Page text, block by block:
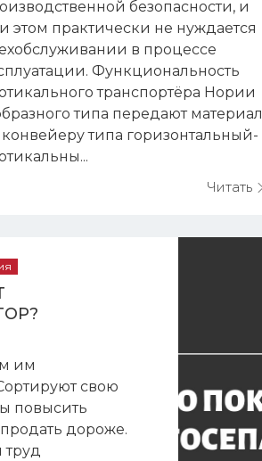
безопасности, и
этом практически не нуждается
в процессе
Функциональность
транспортёра Нории
типа передают материал
типа горизонтальный-
Читать
им
свою
повысить
продать дороже.
труд